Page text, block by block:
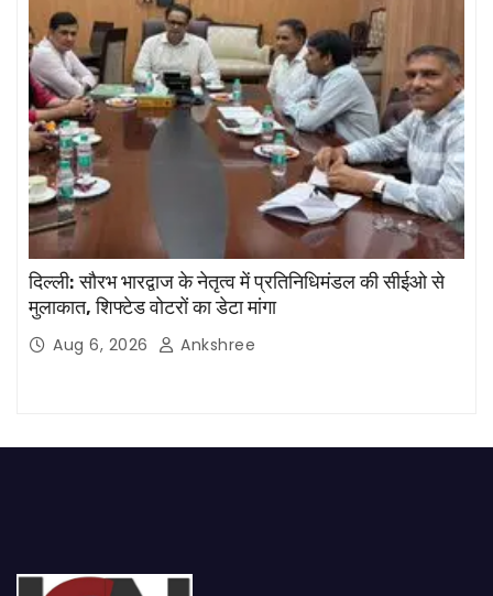
दिल्ली: सौरभ भारद्वाज के नेतृत्व में प्रतिनिधिमंडल की सीईओ से
मुलाकात, शिफ्टेड वोटरों का डेटा मांगा
Aug 6, 2026 Ankshree